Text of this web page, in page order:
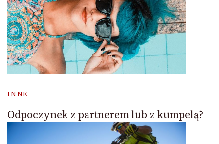
INNE
Odpoczynek z partnerem lub z kumpelą?